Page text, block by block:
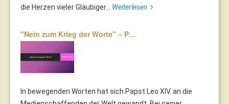
die Herzen vieler Gläubiger... Weiterlesen
"Nein zum Krieg der Worte" – P…
In bewegenden Worten hat sich Papst Leo XIV. an die